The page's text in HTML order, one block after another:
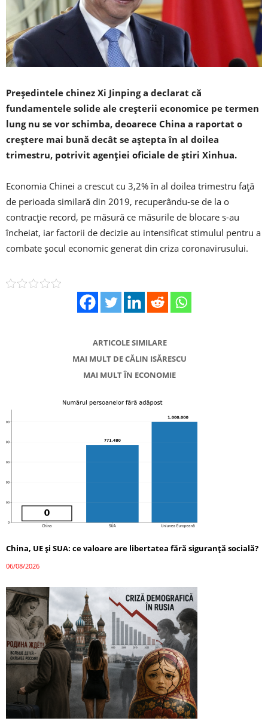
Președintele chinez Xi Jinping a declarat că
fundamentele solide ale creșterii economice pe termen
lung nu se vor schimba, deoarece China a raportat o
creștere mai bună decât se aștepta în al doilea
trimestru, potrivit agenției oficiale de știri Xinhua.
Economia Chinei a crescut cu 3,2% în al doilea trimestru față
de perioada similară din 2019, recuperându-se de la o
contracție record, pe măsură ce măsurile de blocare s-au
încheiat, iar factorii de decizie au intensificat stimulul pentru a
combate șocul economic generat din criza coronavirusului.
ARTICOLE SIMILARE
MAI MULT DE CĂLIN ISĂRESCU
MAI MULT ÎN ECONOMIE
China, UE și SUA: ce valoare are libertatea fără siguranță socială?
06/08/2026